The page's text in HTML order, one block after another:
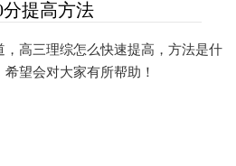
分提高方法
高三理综怎么快速提高，方法是什
望会对大家有所帮助！